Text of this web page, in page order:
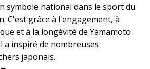
symbole national dans le sport du
C'est grâce à l'engagement, à
et à la longévité de Yamamoto
a inspiré de nombreuses
japonais.